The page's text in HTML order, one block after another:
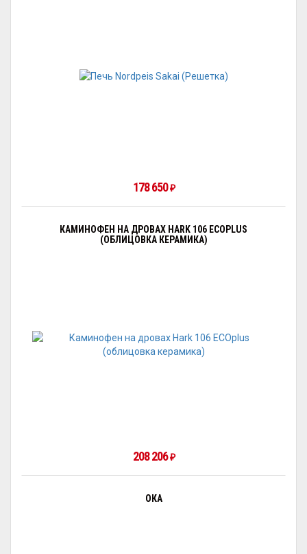
178 650₽
КАМИНОФЕН НА ДРОВАХ HARK 106 ECOPLUS
(ОБЛИЦОВКА КЕРАМИКА)
208 206₽
ОКА